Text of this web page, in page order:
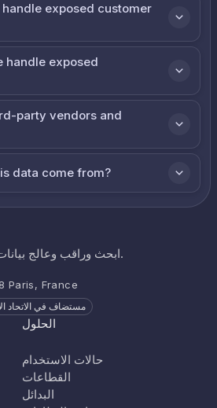
exposed customer
handle exposed
party vendors and
data come from?
ابحث وراقب وعالج بيانات الاعتماد المخترقة في ثوانٍ.
Paris, France
مستضاف في الاتحاد
الحلول
حالات الاستخدام
القطاعات
البدائل